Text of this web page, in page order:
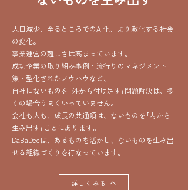
人口減少、至るところでのAI化、より激化する社会
の変化。
事業運営の難しさは高まっています。
成功企業の取り組み事例・流行りのマネジメント
策・型化されたノウハウなど、
自社にないものを｢外から付け足す｣問題解決は、多
くの場合うまくいっていません。
会社も人も、成長の共通項は、ないものを｢内から
生み出す｣ことにあります。
DaBaDeeは、あるものを活かし、ないものを生み出
せる組織づくりを行なっています。
詳しくみる